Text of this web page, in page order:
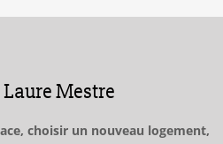
Laure Mestre
choisir un nouveau logement,